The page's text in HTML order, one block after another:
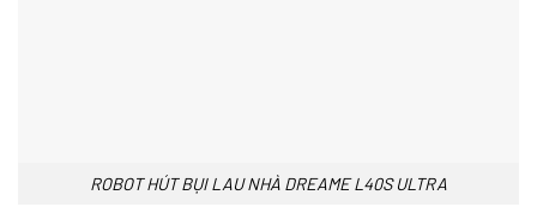
ROBOT HÚT BỤI LAU NHÀ DREAME L40S ULTRA